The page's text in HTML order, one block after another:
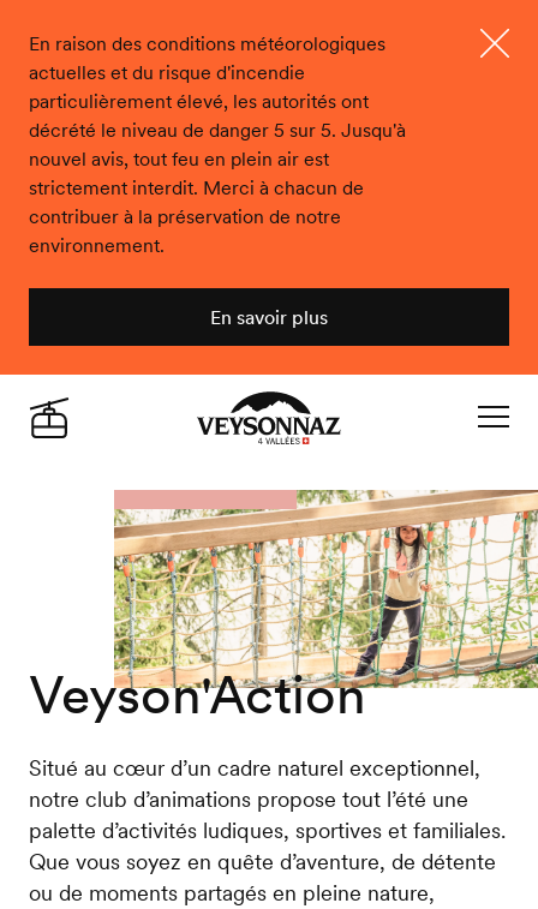
En raison des conditions météorologiques
actuelles et du risque d'incendie
particulièrement élevé, les autorités ont
décrété le niveau de danger 5 sur 5. Jusqu'à
nouvel avis, tout feu en plein air est
strictement interdit. Merci à chacun de
contribuer à la préservation de notre
environnement.
En savoir plus
Veysonnaz
Veyson'Action
Situé au cœur d’un cadre naturel exceptionnel,
notre club d’animations propose tout l’été une
palette d’activités ludiques, sportives et familiales.
Que vous soyez en quête d’aventure, de détente
ou de moments partagés en pleine nature,